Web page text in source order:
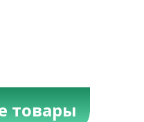
товары